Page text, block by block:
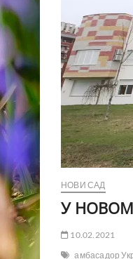
НОВИ САД
У НОВОМ
10.02.2021
амбасадор